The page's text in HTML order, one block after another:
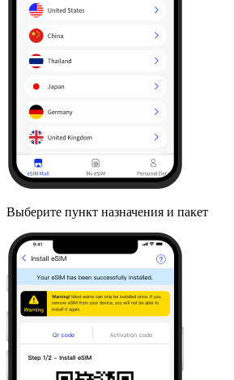
Выберите пункт назначения и пакет